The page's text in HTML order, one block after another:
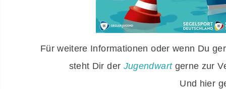
Für weitere Informationen oder wenn Du
steht Dir der Jugendwartgerne zur
Und hier